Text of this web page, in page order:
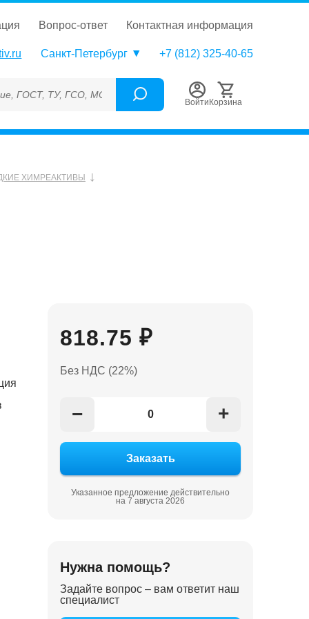
вопрос-ответ контактная информация
Санкт-Петербург +7 (812) 325-40-65
ТУ, ГСО, МСО, ОСО, СОП, ГРСИ, Каталожный номер (Артикул),
Войти Корзина
ХИМРЕАКТИВЫ
818.75 ₽
Без НДС (22%)
− +
Указанное предложение действительно
на 7 августа 2026
Нужна помощь?
Задайте вопрос – вам ответит наш
специалист